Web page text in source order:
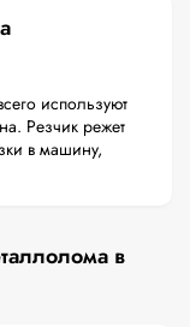
используют
Резчик режет
в машину,
в